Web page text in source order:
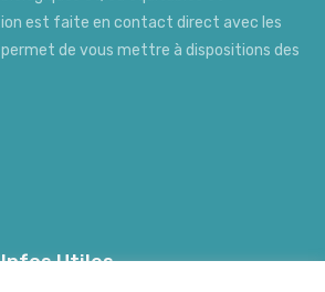
est faite en contact direct avec les
de vous mettre à dispositions des
Infos Utiles